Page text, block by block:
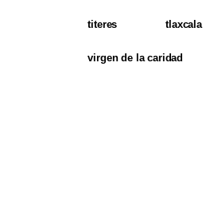
titeres tlaxcala
virgen de la caridad